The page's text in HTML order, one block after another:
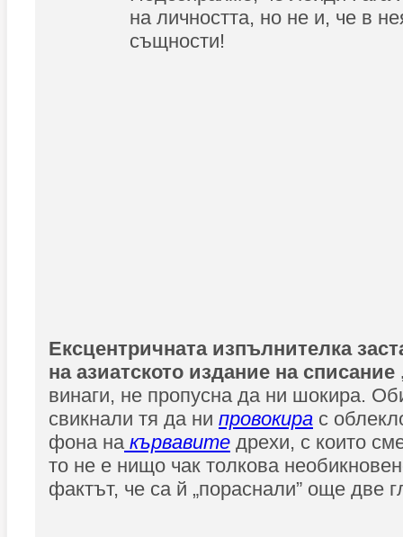
на личността, но не и, че в
същности!
Ексцентричната изпълнителка
на азиатското издание на списание
винаги, не пропусна да ни шокира.
свикнали тя да ни провокира с
фона накървавите дрехи, с които
то не е нищо чак толкова
фактът, че са й „пораснали” още две